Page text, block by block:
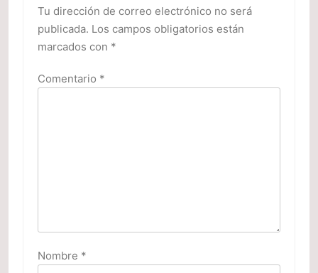
Tu dirección de correo electrónico no será
publicada. Los campos obligatorios están
marcados con *
Comentario *
Nombre *